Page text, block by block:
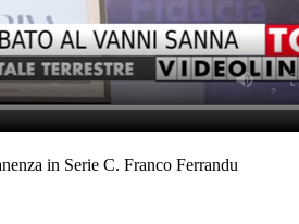
in Serie C. Franco Ferrandu